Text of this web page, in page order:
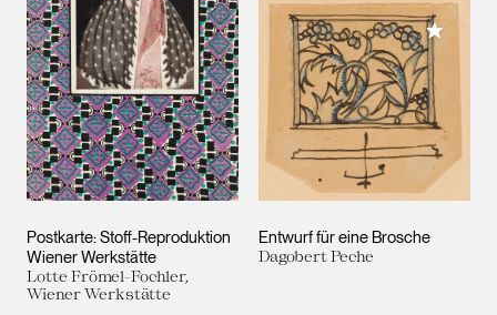
Postkarte: Stoff-Reproduktion
Wiener Werkstätte
Lotte Frömel-Fochler,
Wiener Werkstätte
Entwurf für eine Brosche
Dagobert Peche
Meiner